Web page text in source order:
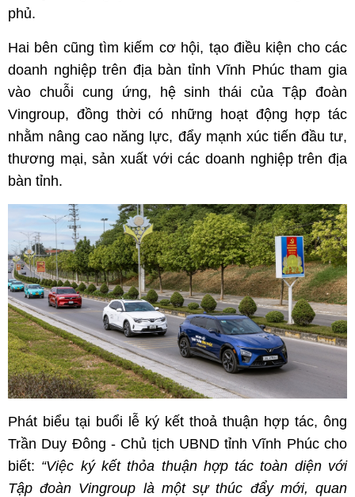
phủ.
Hai bên cũng tìm kiếm cơ hội, tạo điều kiện cho các
doanh nghiệp trên địa bàn tỉnh Vĩnh Phúc tham gia
vào chuỗi cung ứng, hệ sinh thái của Tập đoàn
Vingroup, đồng thời có những hoạt động hợp tác
nhằm nâng cao năng lực, đẩy mạnh xúc tiến đầu tư,
thương mại, sản xuất với các doanh nghiệp trên địa
bàn tỉnh.
Phát biểu tại buổi lễ ký kết thoả thuận hợp tác, ông
Trần Duy Đông - Chủ tịch UBND tỉnh Vĩnh Phúc cho
biết: “Việc ký kết thỏa thuận hợp tác toàn diện với
Tập đoàn Vingroup là một sự thúc đẩy mới, quan